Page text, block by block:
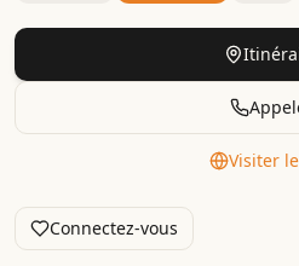
Kosher
Visiter
Connectez-vous